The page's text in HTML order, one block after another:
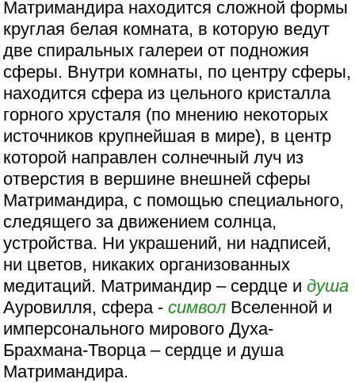
Матримандира находится сложной формы
круглая белая комната, в которую ведут
две спиральных галереи от подножия
сферы. Внутри комнаты, по центру сферы,
находится сфера из цельного кристалла
горного хрусталя (по мнению некоторых
источников крупнейшая в мире), в центр
которой направлен солнечный луч из
отверстия в вершине внешней сферы
Матримандира, с помощью специального,
следящего за движением солнца,
устройства. Ни украшений, ни надписей,
ни цветов, никаких организованных
медитаций. Матримандир – сердце идуша
Ауровилля, сфера -символ Вселенной и
имперсонального мирового Духа-
Брахмана-Творца – сердце и душа
Матримандира.